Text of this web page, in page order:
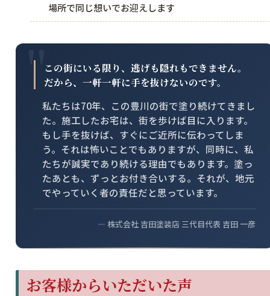
場所で同じ想いでお迎えします
この街にいる限り、逃げも隠れもできません。
だから、一軒一軒に手を抜けないのです。
私たちは70年、この豊川の街で塗り続けてきまし
た。施工したお宅は、街を歩けば目に入ります。
もし手を抜けば、すぐにご近所に伝わってしま
う。それは怖いことでもありますが、同時に、私
たちが誠実であり続ける理由でもあります。塗っ
たあとも、ずっとお付き合いする。それが、地元
でやっていく者の責任だと思っています。
― 株式会社 吉田塗装店 三代目代表 吉田 一彦
お客様からいただいた声